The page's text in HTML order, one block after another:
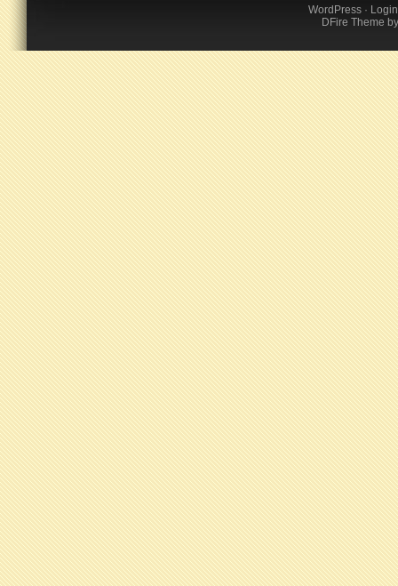
WordPress· Login
DFire Theme